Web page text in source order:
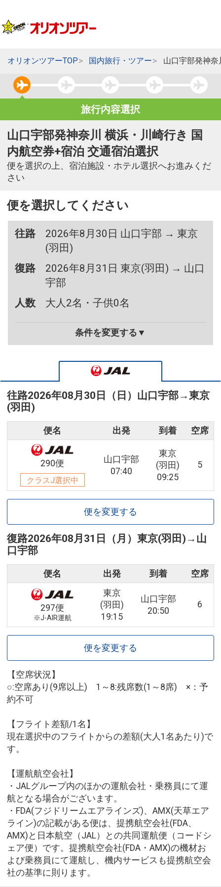
オリオンツアーTOP 国内旅行・ツアー 山口宇部発神
旅行内容選択
山口宇部発神奈川 横浜・川崎行き 国
内航空券+宿泊 交通宿泊選択
便を選択の上、宿泊施設・ホテル選択へお進みくだ
さい
便を選択してください
往路
2026年8月30日 山口宇部 → 東京
(羽田)
復路
2026年8月31日 東京(羽田) → 山口
宇部
人数
大人2名・子供0名
条件を変更する▼
往路2026年08月30日（日） 山口宇部→東京
(羽田)
便名 出発 到着 空席
290便
クラスJ選択中
山口宇部
07:40
東京
(羽田)
09:25
5
便を変更する
復路2026年08月31日（月） 東京(羽田) → 山
口宇部
便名 出発 到着 空席
297便
※J-AIR運航
東京
(羽田)
19:15
山口宇部
20:50
6
便を変更する
【空席状況】
○:空席あり(9席以上) 1～8:残席数(1～8席) ×：予
約不可
【フライト差額/1名】
現在選択中のフライトからの差額(大人1名あたり)で
す。
【運航航空会社】
・JALグループ内のほかの運航会社・乗務員にて運
航となる場合がございます。
・FDA(フジドリームエアラインズ)、AMX(天草エア
ライン)の記載がある便は、提携航空会社(FDA、
AMX)と日本航空（JAL）との共同運航便（コードシ
ェア便）です。提携航空会社(FDA・AMX)の機材お
よび乗務員にて運航し、機内サービスも提携航空会
社の基準に則ります。